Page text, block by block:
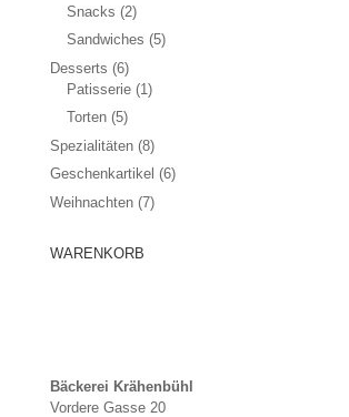
Snacks (2)
Sandwiches (5)
Desserts (6)
Patisserie (1)
Torten (5)
Spezialitäten (8)
Geschenkartikel (6)
Weihnachten (7)
WARENKORB
Bäckerei Krähenbühl
Vordere Gasse 20